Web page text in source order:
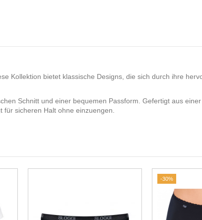
Kollektion bietet klassische Designs, die sich durch ihre
Schnitt und einer bequemen Passform. Gefertigt aus
für sicheren Halt ohne einzuengen.
-30%